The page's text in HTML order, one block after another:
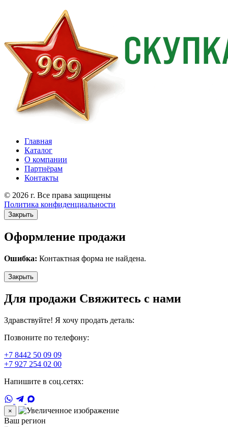
Главная
Каталог
О компании
Партнёрам
Контакты
© 2026 г. Все права защищены
Политика конфиденциальности
Закрыть
Оформление продажи
Ошибка: Контактная форма не найдена.
Закрыть
Для продажи Свяжитесь с нами
Здравствуйте! Я хочу продать деталь:
Позвоните по телефону:
+7 8442 50 09 09
+7 927 254 02 00
Напишите в соц.сетях:
×
Ваш регион